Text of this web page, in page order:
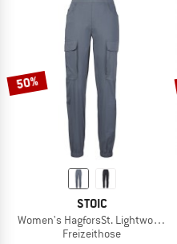
50%
STOIC
Women's HagforsSt. Lightwool
Freizeithose